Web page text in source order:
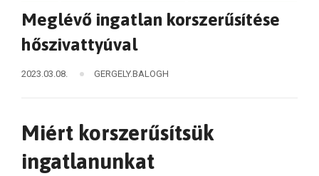
Meglévő ingatlan korszerűsítése
hőszivattyúval
2023.03.08. GERGELY.BALOGH
Miért korszerűsítsük
ingatlanunkat